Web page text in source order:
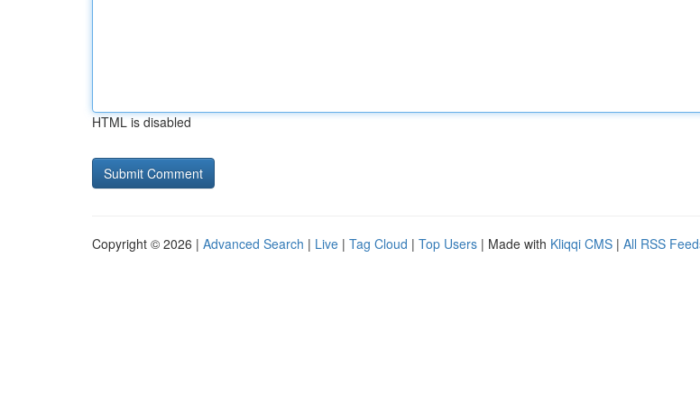
HTML is disabled
Copyright © 2026 | Advanced Search | Live | Tag Cloud | Top Users | Made with Kliqqi CMS | All RSS